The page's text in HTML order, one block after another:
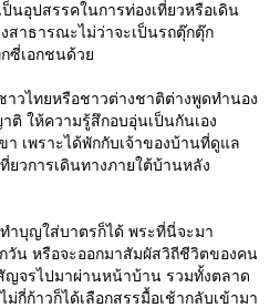
นอุปสรรคในการท่องเที่ยวหรือเดิน
สาธารณะไม่ว่าจะเป็นรถตุ๊กตุ๊ก
กซี่เอกชนด้ว
าวไทยหรือชาวต่างชาติต่างพูดทำนอง
ติ ให้ความรู้สึกอบอุ่นเป็นกันเอง
เพราะได้พักกับเจ้าของบ้านที่ดูแล
ยวการเดินทางภายใต้บ้านหลัง
ำบุญใส่บาตรก็ได้ พระที่นี่จะมา
น หรือจะออกมาสัมผัสวิถีชีวิตของคน
จรไปมาผ่านหน้าบ้าน รวมทั้งตลาด
กี่ก้าวก็ได้เลือกสรรมื้อเช้ากลับเข้ามา